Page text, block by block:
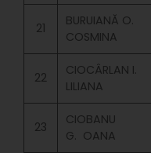
21
BURUIANĂ O.
COSMINA
22
CIOCÂRLAN I.
LILIANA
23
CIOBANU
G. OANA